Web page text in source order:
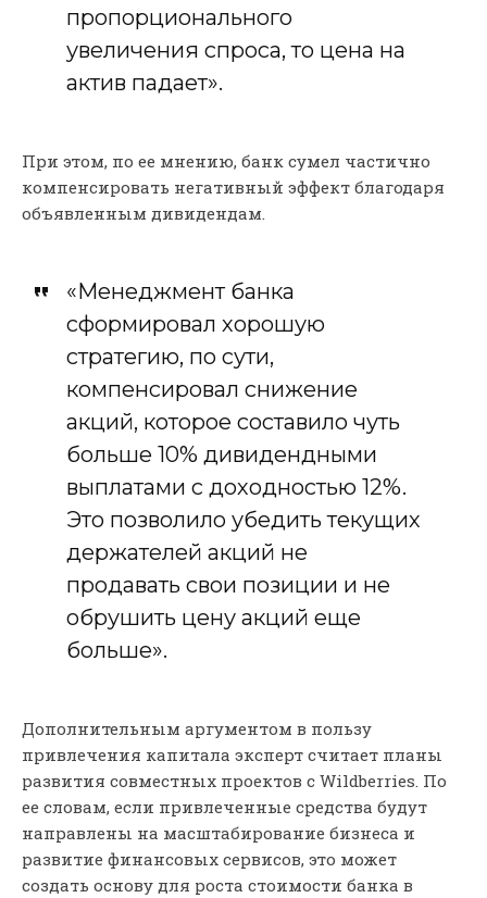
пропорционального
увеличения спроса, то цена на
актив падает».
При этом, по ее мнению, банк сумел частично
компенсировать негативный эффект благодаря
объявленным дивидендам.
«Менеджмент банка
сформировал хорошую
стратегию, по сути,
компенсировал снижение
акций, которое составило чуть
больше 10% дивидендными
выплатами с доходностью 12%.
Это позволило убедить текущих
держателей акций не
продавать свои позиции и не
обрушить цену акций еще
больше».
Дополнительным аргументом в пользу
привлечения капитала эксперт считает планы
развития совместных проектов с Wildberries. По
ее словам, если привлеченные средства будут
направлены на масштабирование бизнеса и
развитие финансовых сервисов, это может
создать основу для роста стоимости банка в